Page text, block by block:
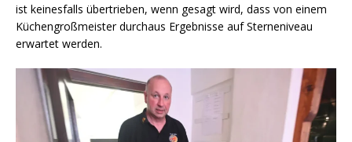
ist keinesfalls übertrieben, wenn gesagt wird, dass von einem
Küchengroßmeister durchaus Ergebnisse auf Sterneniveau
erwartet werden.